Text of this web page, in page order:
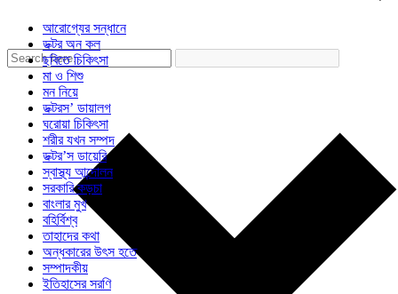
আরোগ্যের সন্ধানে
ডক্টর অন কল
ছবিতে চিকিৎসা
মা ও শিশু
মন নিয়ে
ডক্টরস’ ডায়ালগ
ঘরোয়া চিকিৎসা
শরীর যখন সম্পদ
ডক্টর’স ডায়েরি
স্বাস্থ্য আন্দোলন
সরকারি কড়চা
বাংলার মুখ
বহির্বিশ্ব
তাহাদের কথা
অন্ধকারের উৎস হতে
সম্পাদকীয়
ইতিহাসের সরণি